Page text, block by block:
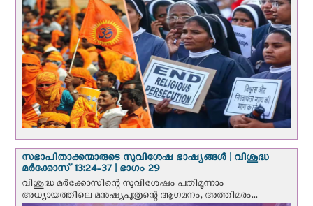
സഭാപിതാക്കന്മാരുടെ സുവിശേഷ ഭാഷ്യങ്ങള്‍ | വിശുദ്ധ
മര്‍ക്കോസ് 13:24-37 | ഭാഗം 29
വിശുദ്ധ മര്‍ക്കോസിന്റെ സുവിശേഷം പതിമൂന്നാം
അധ്യായത്തിലെ മനുഷ്യപുത്രന്റെ ആഗമനം, അത്തിമരം...